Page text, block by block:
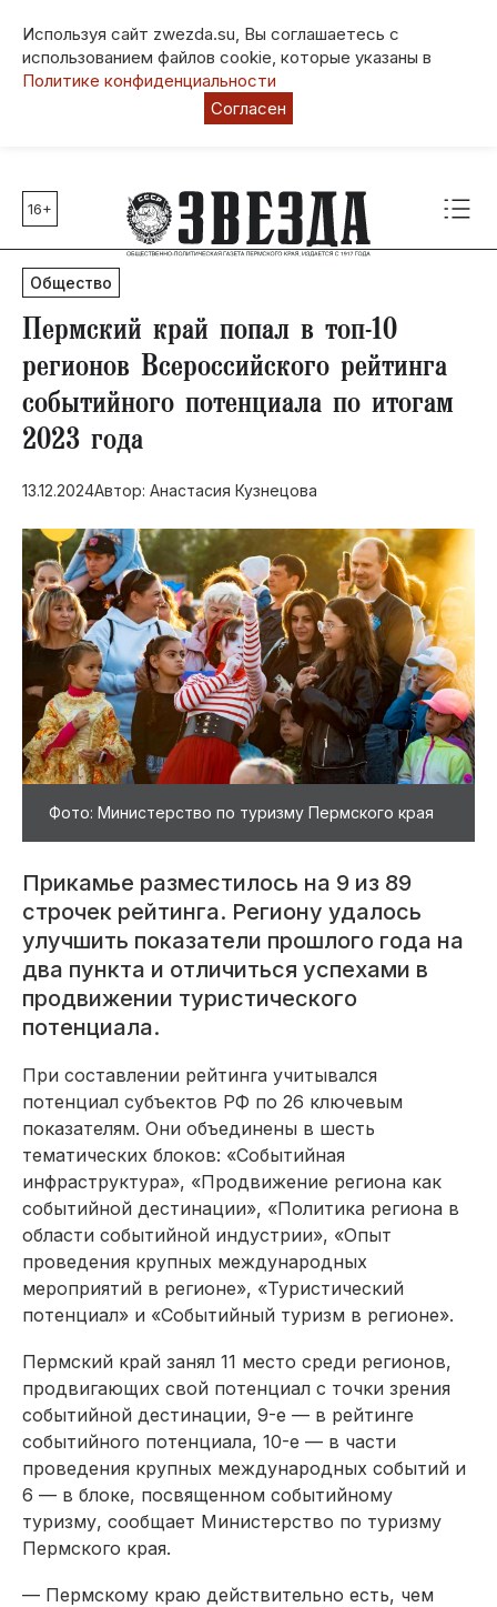
Используя сайт zwezda.su, Вы соглашаетесь с
использованием файлов cookie, которые указаны в
Политике конфиденциальности
Согласен
Главные темы
80 лет Победы
Молодежная столица РФ
СВО
Выборы в Пермском крае
Социальная поддержка
Инфраструктура
Благоустройство
16+
Общество
​Пермский край попал в топ-10
регионов Всероссийского рейтинга
событийного потенциала по итогам
2023 года
13.12.2024Автор: Анастасия Кузнецова
Фото: Министерство по туризму Пермского края
Прикамье разместилось на 9 из 89
строчек рейтинга. Региону удалось
улучшить показатели прошлого года на
два пункта и отличиться успехами в
продвижении туристического
потенциала.
При составлении рейтинга учитывался
потенциал субъектов РФ по 26 ключевым
показателям. Они объединены в шесть
тематических блоков: «Событийная
инфраструктура», «Продвижение региона как
событийной дестинации», «Политика региона в
области событийной индустрии», «Опыт
проведения крупных международных
мероприятий в регионе», «Туристический
потенциал» и «Событийный туризм в регионе».
Пермский край занял 11 место среди регионов,
продвигающих свой потенциал с точки зрения
событийной дестинации, 9-е — в рейтинге
событийного потенциала, 10-е — в части
проведения крупных международных событий и
6 — в блоке, посвященном событийному
туризму, сообщает Министерство по туризму
Пермского края.
— Пермскому краю действительно есть, чем